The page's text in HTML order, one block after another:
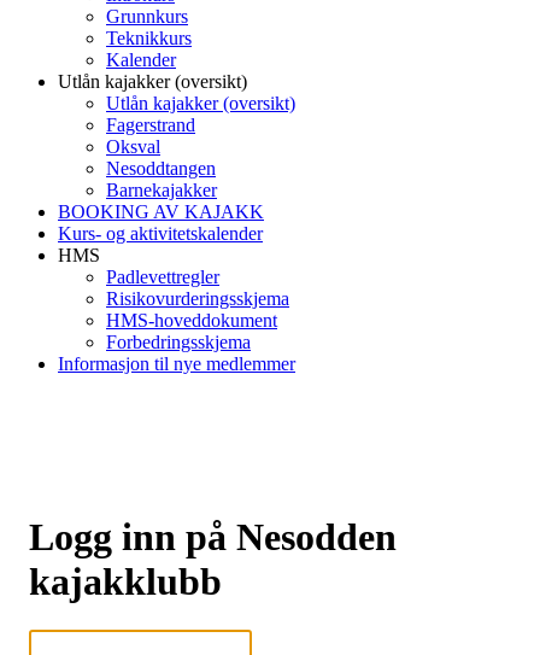
Grunnkurs
Teknikkurs
Kalender
Utlån kajakker (oversikt)
Utlån kajakker (oversikt)
Fagerstrand
Oksval
Nesoddtangen
Barnekajakker
BOOKING AV KAJAKK
Kurs- og aktivitetskalender
HMS
Padlevettregler
Risikovurderingsskjema
HMS-hoveddokument
Forbedringsskjema
Informasjon til nye medlemmer
Logg inn på Nesodden
kajakklubb